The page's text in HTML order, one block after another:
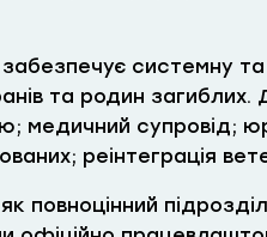
системну та
та родин
медичний супровід;
реінтеграція
повноцінний